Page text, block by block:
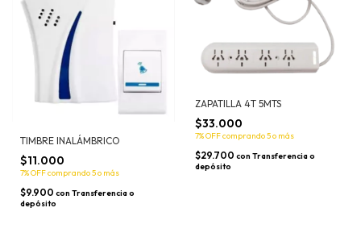
TIMBRE INALÁMBRICO
$11.000
7% OFFcomprando 5 o más
$9.900 con Transferencia o
depósito
ZAPATILLA 4T 5MTS
$33.000
7% OFFcomprando 5 o más
$29.700 con Transferencia o
depósito